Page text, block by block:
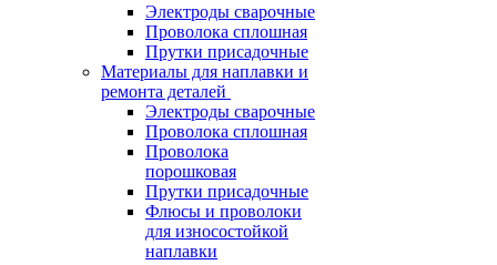
Электроды сварочные
Проволока сплошная
Прутки присадочные
Материалы для наплавки и
ремонта деталей
Электроды сварочные
Проволока сплошная
Проволока
порошковая
Прутки присадочные
Флюсы и проволоки
для износостойкой
наплавки